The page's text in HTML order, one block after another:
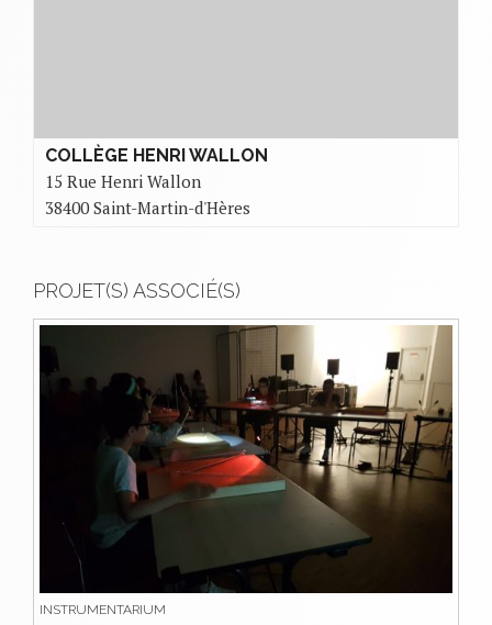
COLLÈGE HENRI WALLON
15 Rue Henri Wallon
38400 Saint-Martin-d'Hères
PROJET(S) ASSOCIÉ(S)
INSTRUMENTARIUM